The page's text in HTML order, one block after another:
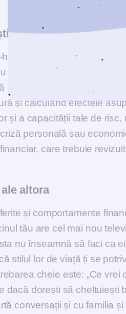
fără planificare
Văd o reclamă la tv
este rațional! Poate
să nu faci cumpărături sau
și calculând efectele
și a capacității tale de
personală sau
care trebuie
altora
și comportamente
tău are cel mai nou
nu înseamnă să faci ca
stilul lor de viață ți se
cheie este: „Ce
dacă dorești să cheltuiești
conversații și cu familia